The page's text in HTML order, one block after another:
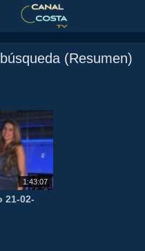
(Resumen)
1:43:07
21-02-